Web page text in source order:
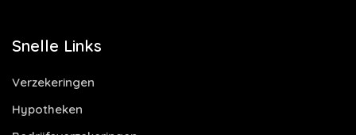
Snelle Links
Verzekeringen
Hypotheken